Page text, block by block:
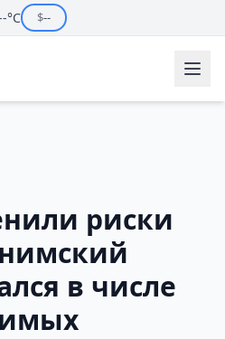
°C $--
риски
в числе